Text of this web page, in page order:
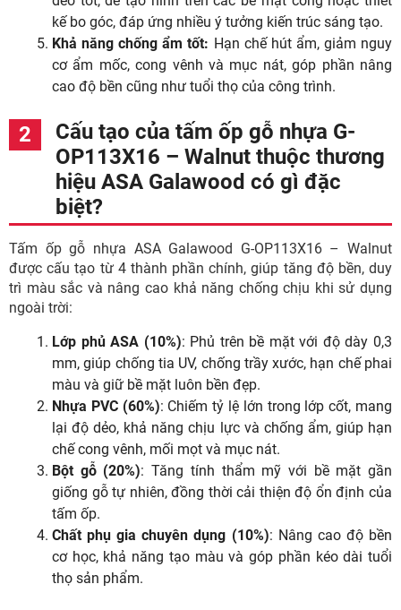
kế bo góc, đáp ứng nhiều ý tưởng kiến trúc sáng tạo.
Khả năng chống ẩm tốt: Hạn chế hút ẩm, giảm nguy
cơ ẩm mốc, cong vênh và mục nát, góp phần nâng
cao độ bền cũng như tuổi thọ của công trình.
Cấu tạo của tấm ốp gỗ nhựa G-
OP113X16 – Walnut thuộc thương
hiệu ASA Galawood có gì đặc
biệt?
Tấm ốp gỗ nhựa ASA Galawood G-OP113X16 – Walnut
được cấu tạo từ 4 thành phần chính, giúp tăng độ bền, duy
trì màu sắc và nâng cao khả năng chống chịu khi sử dụng
ngoài trời:
Lớp phủ ASA (10%): Phủ trên bề mặt với độ dày 0,3
mm, giúp chống tia UV, chống trầy xước, hạn chế phai
màu và giữ bề mặt luôn bền đẹp.
Nhựa PVC (60%): Chiếm tỷ lệ lớn trong lớp cốt, mang
lại độ dẻo, khả năng chịu lực và chống ẩm, giúp hạn
chế cong vênh, mối mọt và mục nát.
Bột gỗ (20%): Tăng tính thẩm mỹ với bề mặt gần
giống gỗ tự nhiên, đồng thời cải thiện độ ổn định của
tấm ốp.
Chất phụ gia chuyên dụng (10%): Nâng cao độ bền
cơ học, khả năng tạo màu và góp phần kéo dài tuổi
thọ sản phẩm.